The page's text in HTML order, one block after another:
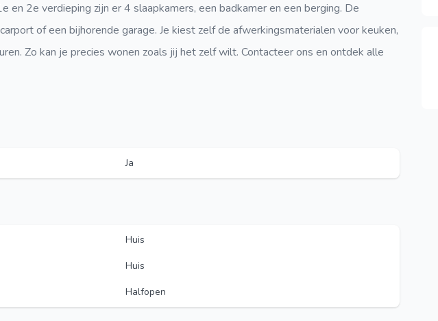
en 2e verdieping zijn er 4 slaapkamers, een badkamer en een berging. De
of een bijhorende garage. Je kiest zelf de afwerkingsmaterialen voor keuken,
Zo kan je precies wonen zoals jij het zelf wilt. Contacteer ons en ontdek alle
Ja
Huis
Huis
Halfopen